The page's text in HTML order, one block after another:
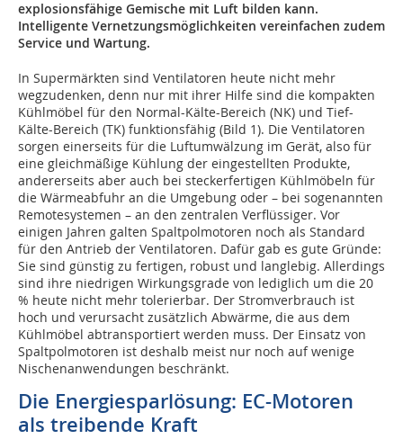
explosionsfähige Gemische mit Luft bilden kann.
Intelligente Vernetzungsmöglichkeiten vereinfachen zudem
Service und Wartung.
In Supermärkten sind Ventilatoren heute nicht mehr
wegzudenken, denn nur mit ihrer Hilfe sind die kompakten
Kühlmöbel für den Normal-Kälte-Bereich (NK) und Tief-
Kälte-Bereich (TK) funktionsfähig (Bild 1). Die Ventilatoren
sorgen einerseits für die Luftumwälzung im Gerät, also für
eine gleichmäßige Kühlung der eingestellten Produkte,
andererseits aber auch bei steckerfertigen Kühlmöbeln für
die Wärmeabfuhr an die Umgebung oder – bei sogenannten
Remotesystemen – an den zentralen Verflüssiger. Vor
einigen Jahren galten Spaltpolmotoren noch als Standard
für den Antrieb der Ventilatoren. Dafür gab es gute Gründe:
Sie sind günstig zu fertigen, robust und langlebig. Allerdings
sind ihre niedrigen Wirkungsgrade von lediglich um die 20
% heute nicht mehr tolerierbar. Der Stromverbrauch ist
hoch und verursacht zusätzlich Abwärme, die aus dem
Kühlmöbel abtransportiert werden muss. Der Einsatz von
Spaltpolmotoren ist deshalb meist nur noch auf wenige
Nischenanwendungen beschränkt.
Die Energiesparlösung: EC-Motoren
als treibende Kraft